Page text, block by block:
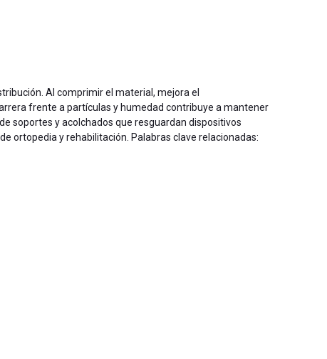
Al comprimir el material, mejora el
frente a partículas y humedad contribuye a mantener
soportes y acolchados que resguardan dispositivos
ortopedia y rehabilitación. Palabras clave relacionadas: